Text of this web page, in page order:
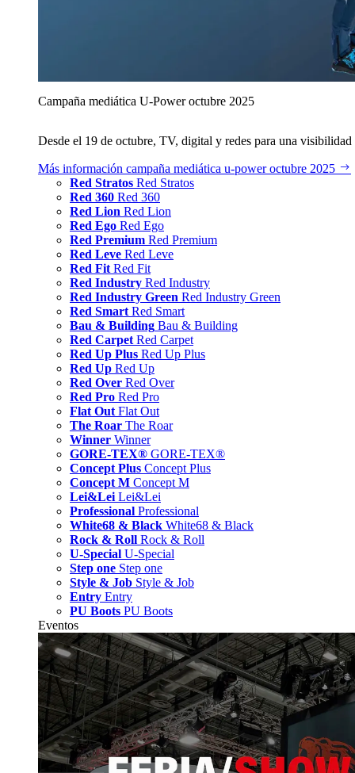
Campaña mediática U‑Power octubre 2025
Desde el 19 de octubre, TV, digital y redes para una
Más información campaña mediática u‑power octubre 2025
Red Stratos Red Stratos
Red 360 Red 360
Red Lion Red Lion
Red Ego Red Ego
Red Premium Red Premium
Red Leve Red Leve
Red Fit Red Fit
Red Industry Red Industry
Red Industry Green Red Industry Green
Red Smart Red Smart
Bau & Building Bau & Building
Red Carpet Red Carpet
Red Up Plus Red Up Plus
Red Up Red Up
Red Over Red Over
Red Pro Red Pro
Flat Out Flat Out
The Roar The Roar
Winner Winner
GORE-TEX® GORE-TEX®
Concept Plus Concept Plus
Concept M Concept M
Lei&Lei Lei&Lei
Professional Professional
White68 & Black White68 & Black
Rock & Roll Rock & Roll
U-Special U-Special
Step one Step one
Style & Job Style & Job
Entry Entry
PU Boots PU Boots
Eventos